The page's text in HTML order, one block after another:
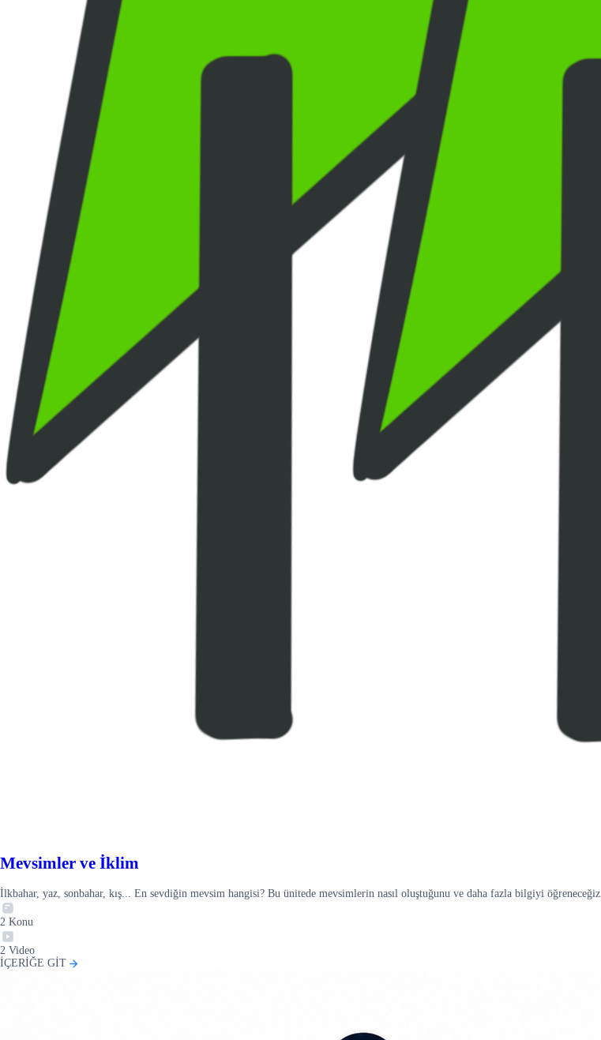
Mevsimler ve İklim
İlkbahar, yaz, sonbahar, kış... En sevdiğin mevsim hangisi? Bu ünitede mevsimlerin nasıl oluştuğunu ve daha fazla bilgiyi öğreneceğiz.
2 Konu
2 Video
İÇERİĞE GİT